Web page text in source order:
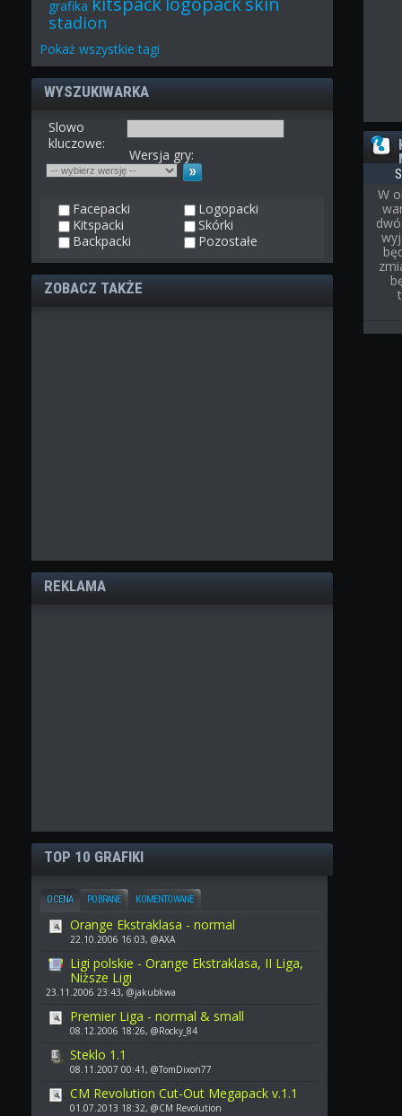
grafika
stadion
Pokażwszystkie tagi
WYSZUKIWARKA
Slowo
kluczowe:
Wersja gry:
Facepacki
Logopacki
Kitspacki
Skórki
Backpacki
Pozostałe
ZOBACZ TAKŻE
REKLAMA
TOP 10 GRAFIKI
OCENA POBRANE KOMENTOWANE
Orange Ekstraklasa - normal
22.10.2006 16:03, @AXA
Ligi polskie - Orange Ekstraklasa, II Liga,
Niższe Ligi
23.11.2006 23:43, @jakubkwa
Premier Liga - normal & small
08.12.2006 18:26, @Rocky_84
Steklo 1.1
08.11.2007 00:41, @TomDixon77
CM Revolution Cut-Out Megapack v.1.1
01.07.2013 18:32, @CM Revolution
W